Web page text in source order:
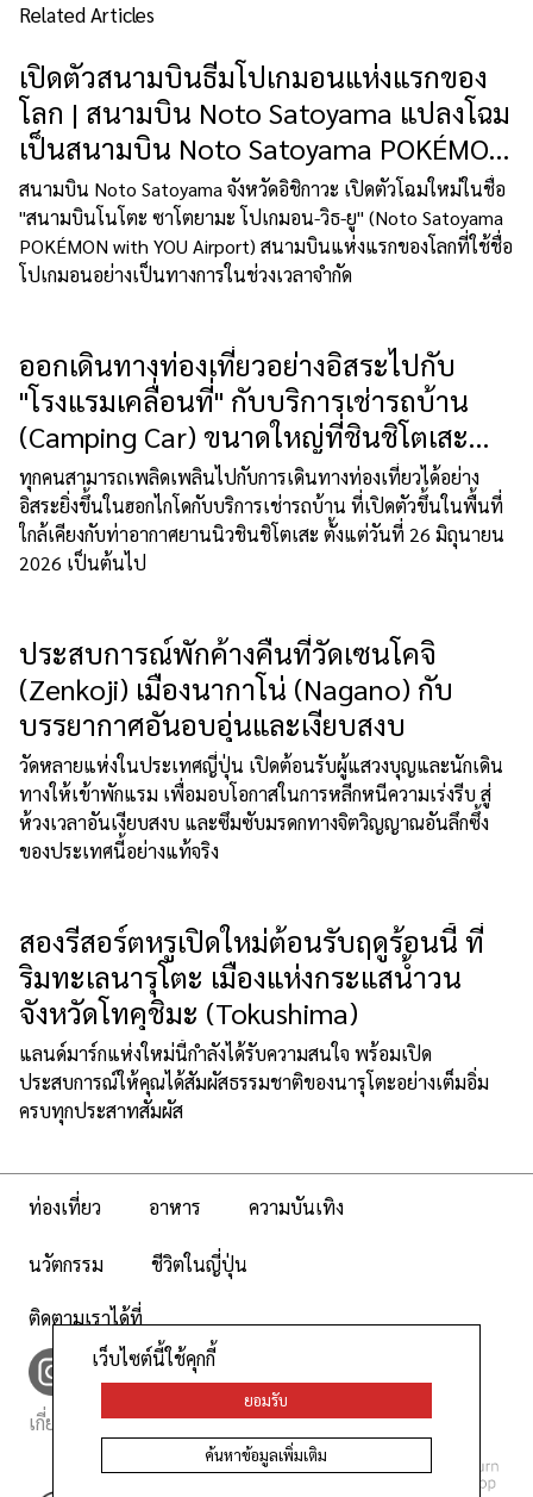
Related Articles
เปิดตัวสนามบินธีมโปเกมอนแห่งแรกของ
โลก | สนามบิน Noto Satoyama แปลงโฉม
เป็นสนามบิน Noto Satoyama POKÉMON
with YOU
สนามบิน Noto Satoyama จังหวัดอิชิกาวะ เปิดตัวโฉมใหม่ในชื่อ
"สนามบินโนโตะ ซาโตยามะ โปเกมอน-วิธ-ยู" (Noto Satoyama
POKÉMON with YOU Airport) สนามบินแห่งแรกของโลกที่ใช้ชื่อ
โปเกมอนอย่างเป็นทางการในช่วงเวลาจำกัด
ออกเดินทางท่องเที่ยวอย่างอิสระไปกับ
"โรงแรมเคลื่อนที่" กับบริการเช่ารถบ้าน
(Camping Car) ขนาดใหญ่ที่ชินชิโตเสะ
(Shin-Chitose) ฮอกไกโด!
ทุกคนสามารถเพลิดเพลินไปกับการเดินทางท่องเที่ยวได้อย่าง
อิสระยิ่งขึ้นในฮอกไกโดกับบริการเช่ารถบ้าน ที่เปิดตัวขึ้นในพื้นที่
ใกล้เคียงกับท่าอากาศยานนิวชินชิโตเสะ ตั้งแต่วันที่ 26 มิถุนายน
2026 เป็นต้นไป
ประสบการณ์พักค้างคืนที่วัดเซนโคจิ
(Zenkoji) เมืองนากาโน่ (Nagano) กับ
บรรยากาศอันอบอุ่นและเงียบสงบ
วัดหลายแห่งในประเทศญี่ปุ่น เปิดต้อนรับผู้แสวงบุญและนักเดิน
ทางให้เข้าพักแรม เพื่อมอบโอกาสในการหลีกหนีความเร่งรีบ สู่
ห้วงเวลาอันเงียบสงบ และซึมซับมรดกทางจิตวิญญาณอันลึกซึ้ง
ของประเทศนี้อย่างแท้จริง
สองรีสอร์ตหรูเปิดใหม่ต้อนรับฤดูร้อนนี้ ที่
ริมทะเลนารุโตะ เมืองแห่งกระแสน้ำวน
จังหวัดโทคุชิมะ (Tokushima)
แลนด์มาร์กแห่งใหม่นี้กำลังได้รับความสนใจ พร้อมเปิด
ประสบการณ์ให้คุณได้สัมผัสธรรมชาติของนารุโตะอย่างเต็มอิ่ม
ครบทุกประสาทสัมผัส
ท่องเที่ยว อาหาร ความบันเทิง
นวัตกรรม ชีวิตในญี่ปุ่น
ติดตามเราได้ที่
เกี่ยวกับเรา นโยบายเว็บไซต์
เว็บไซต์นี้ใช้คุกกี้
ยอมรับ
ค้นหาข้อมูลเพิ่มเติม